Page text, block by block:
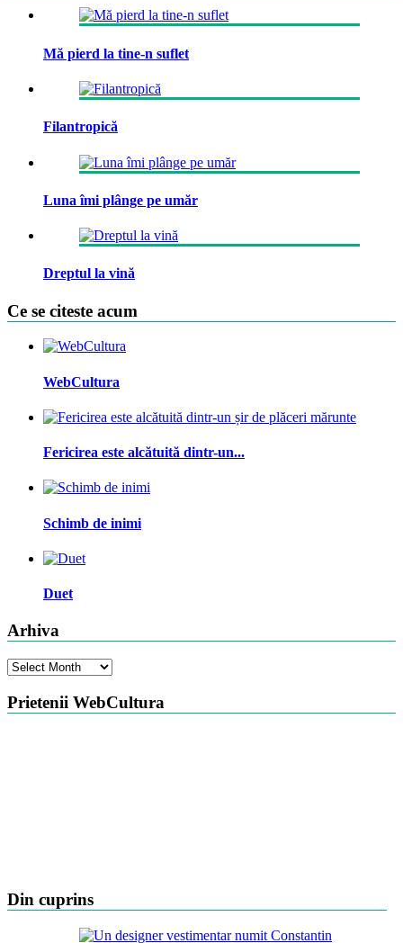
Mă pierd la tine-n suflet
Filantropică
Luna îmi plânge pe umăr
Dreptul la vină
Ce se citeste acum
WebCultura
Fericirea este alcătuită dintr-un...
Schimb de inimi
Duet
Arhiva
Arhiva
Prietenii WebCultura
Din cuprins